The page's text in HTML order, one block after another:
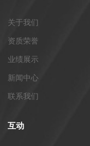
关于我们
资质荣誉
业绩展示
新闻中心
联系我们
互动